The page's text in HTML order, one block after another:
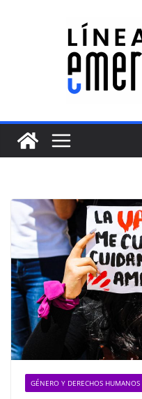
GÉNERO Y DERECHOS HUMANOS